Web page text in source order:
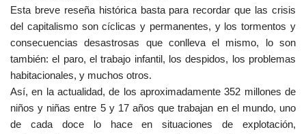
Esta breve reseña histórica basta para recordar que las crisis
del capitalismo son cíclicas y permanentes, y los tormentos y
consecuencias desastrosas que conlleva el mismo, lo son
también: el paro, el trabajo infantil, los despidos, los problemas
habitacionales, y muchos otros.
Así, en la actualidad, de los aproximadamente 352 millones de
niños y niñas entre 5 y 17 años que trabajan en el mundo, uno
de cada doce lo hace en situaciones de explotación,